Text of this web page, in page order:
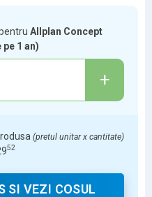
Allplan Concept
1 an)
+
(pretul unitar x cantitate)
52
SI VEZI COSUL